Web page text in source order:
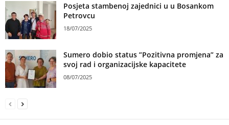
Posjeta stambenoj zajednici u u Bosankom
Petrovcu
18/07/2025
Sumero dobio status ”Pozitivna promjena” za
svoj rad i organizacijske kapacitete
08/07/2025